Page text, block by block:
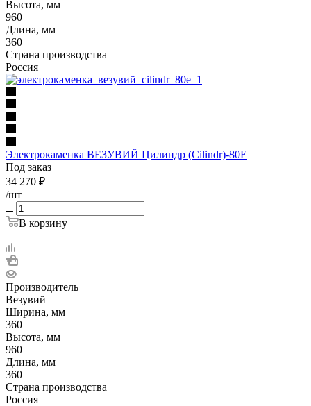
Высота, мм
960
Длина, мм
360
Страна производства
Россия
Электрокаменка ВЕЗУВИЙ Цилиндр (Cilindr)-80E
Под заказ
34 270 ₽
/шт
В корзину
Производитель
Везувий
Ширина, мм
360
Высота, мм
960
Длина, мм
360
Страна производства
Россия